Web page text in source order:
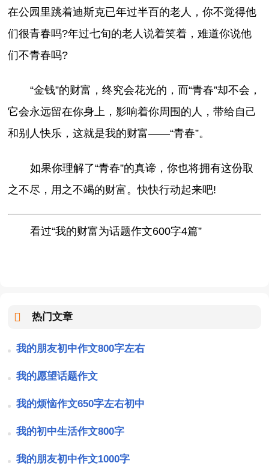
在公园里跳着迪斯克已年过半百的老人，你不觉得他
们很青春吗?年过七旬的老人说着笑着，难道你说他
们不青春吗?
“金钱”的财富，终究会花光的，而“青春”却不会，
它会永远留在你身上，影响着你周围的人，带给自己
和别人快乐，这就是我的财富——“青春”。
如果你理解了“青春”的真谛，你也将拥有这份取
之不尽，用之不竭的财富。快快行动起来吧!
看过“我的财富为话题作文600字4篇”
热门文章
我的朋友初中作文800字左右
我的愿望话题作文
我的烦恼作文650字左右初中
我的初中生活作文800字
我的朋友初中作文1000字